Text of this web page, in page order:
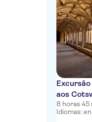
aos
8 horas 45
Idiomas: en